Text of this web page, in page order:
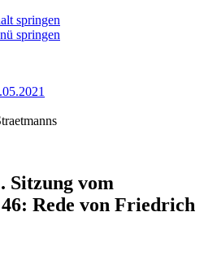
springen
springen
Sitzung vom
Rede von Friedrich